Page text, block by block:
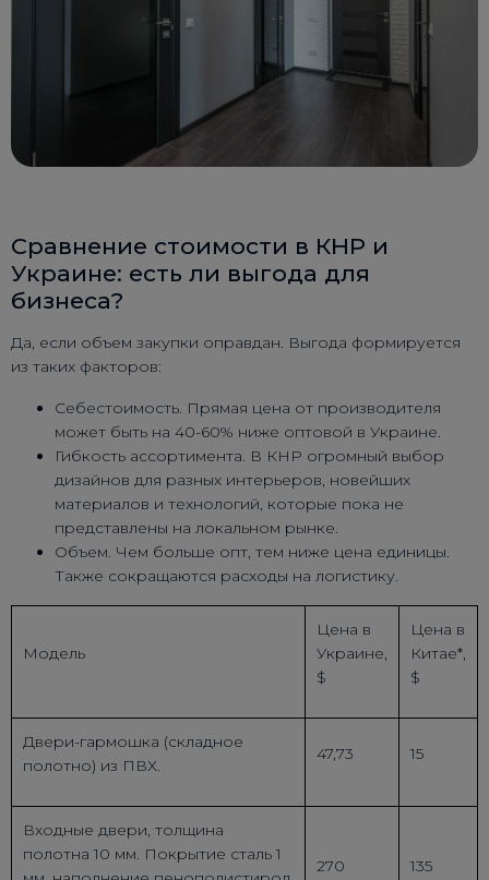
Сравнение стоимости в КНР и
Украине: есть ли выгода для
бизнеса?
Да, если объем закупки оправдан. Выгода формируется
из таких факторов:
Себестоимость. Прямая цена от производителя
может быть на 40-60% ниже оптовой в Украине.
Гибкость ассортимента. В КНР огромный выбор
дизайнов для разных интерьеров, новейших
материалов и технологий, которые пока не
представлены на локальном рынке.
Объем. Чем больше опт, тем ниже цена единицы.
Также сокращаются расходы на логистику.
Модель
Цена в
Украине,
$
Цена в
Китае*,
$
Двери-гармошка (складное
полотно) из ПВХ.
47,73 15
Входные двери, толщина
полотна 10 мм. Покрытие сталь 1
270 135